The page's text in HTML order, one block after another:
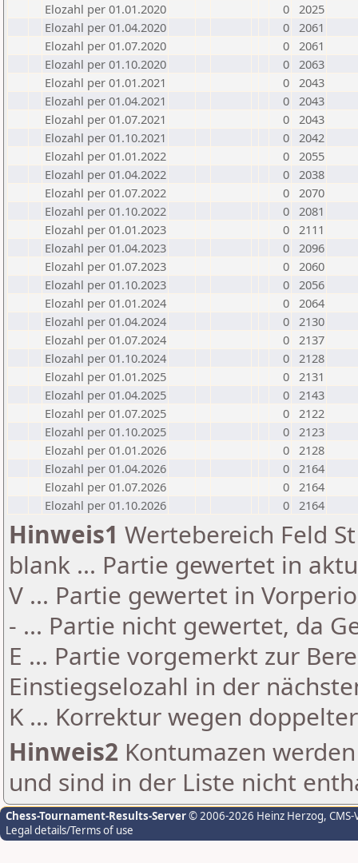
Elozahl per 01.01.2020
0 2025
Elozahl per 01.04.2020
0 2061
Elozahl per 01.07.2020
0 2061
Elozahl per 01.10.2020
0 2063
Elozahl per 01.01.2021
0 2043
Elozahl per 01.04.2021
0 2043
Elozahl per 01.07.2021
0 2043
Elozahl per 01.10.2021
0 2042
Elozahl per 01.01.2022
0 2055
Elozahl per 01.04.2022
0 2038
Elozahl per 01.07.2022
0 2070
Elozahl per 01.10.2022
0 2081
Elozahl per 01.01.2023
0 2111
Elozahl per 01.04.2023
0 2096
Elozahl per 01.07.2023
0 2060
Elozahl per 01.10.2023
0 2056
Elozahl per 01.01.2024
0 2064
Elozahl per 01.04.2024
0 2130
Elozahl per 01.07.2024
0 2137
Elozahl per 01.10.2024
0 2128
Elozahl per 01.01.2025
0 2131
Elozahl per 01.04.2025
0 2143
Elozahl per 01.07.2025
0 2122
Elozahl per 01.10.2025
0 2123
Elozahl per 01.01.2026
0 2128
Elozahl per 01.04.2026
0 2164
Elozahl per 01.07.2026
0 2164
Elozahl per 01.10.2026
0 2164
Hinweis1 Wertebereich Feld
blank ... Partie gewertet in
V ... Partie gewertet in
- ... Partie nicht gewertet, da
E ... Partie vorgemerkt zur
Einstiegselozahl in der
K ... Korrektur wegen
Hinweis2 Kontumazen
und sind in der Liste nicht
Chess-Tournament-Results-Server© 2006-2026 Heinz Herzog,
Legal details/Terms of use